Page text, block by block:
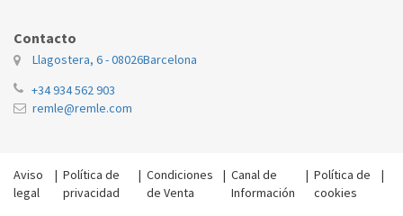
Contacto
Llagostera, 6 - 08026Barcelona
+34 934 562 903
remle@remle.com
Aviso
legal
| Política de
privacidad
|Condiciones
de Venta
|Canal de
Información
| Política de
cookies
|